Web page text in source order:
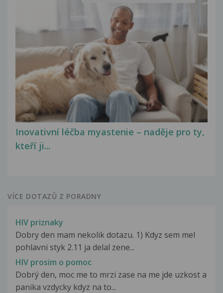
Inovativní léčba myastenie – naděje pro ty,
kteří ji...
VÍCE DOTAZŮ Z PORADNY
HIV priznaky
Dobry den mam nekolik dotazu. 1) Kdyz sem mel
pohlavni styk 2.11 ja delal zene...
HIV prosim o pomoc
Dobrý den, moc me to mrzi zase na me jde uzkost a
panika vzdycky kdyz na to...